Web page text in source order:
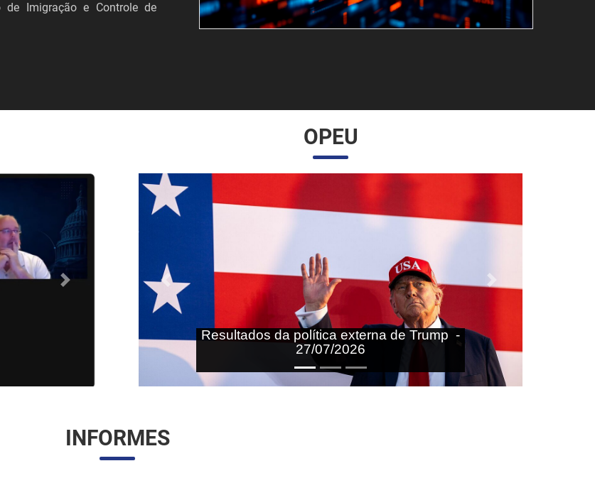
de Imigração e Controle de
Próximo
OPEU
As terras raras nas agendas doméstica e
internacional do Brasil - 27/07/2026
Anterior Próximo
INFORMES